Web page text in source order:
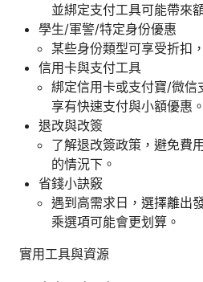
並綁定支付工具可能帶來
學生/軍警/特定身份優惠
某些身份類型可享受折扣
信用卡與支付工具
綁定信用卡或支付寶/微信
享有快速支付與小額優惠。
退改與改簽
了解退改簽政策，避免費
的情況下。
省錢小訣竅
遇到高需求日，選擇離出
乘選項可能會更划算。
實用工具與資源